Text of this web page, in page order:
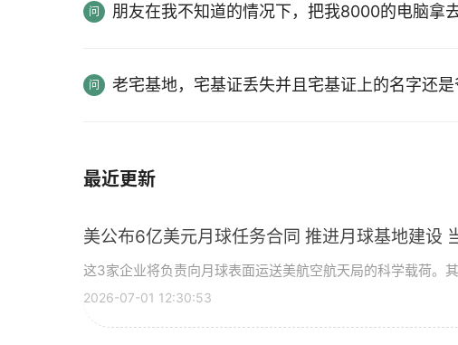
朋友在我不知道的情况下，把我8000的电脑拿
老宅基地，宅基证丢失并且宅基证上的名字还
最近更新
美公布6亿美元月球任务合同 推进月球基地建设
这3家企业将负责向月球表面运送美航空航天局的科学载荷。
2026-07-01 12:30:53